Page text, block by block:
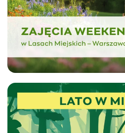
Dowiedz się